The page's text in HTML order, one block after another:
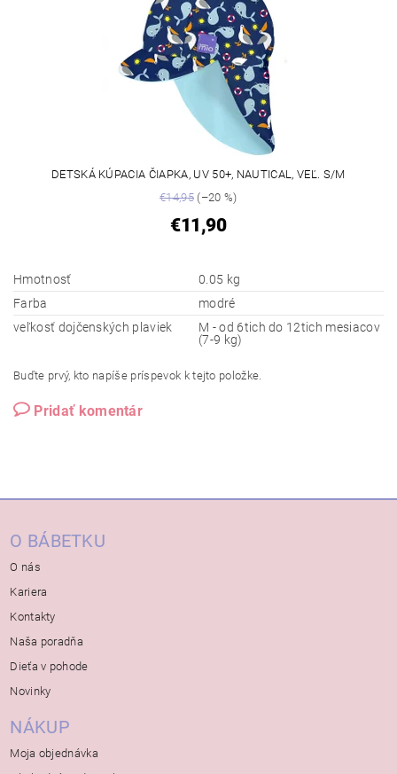
DETSKÁ KÚPACIA ČIAPKA, UV 50+, NAUTICAL, VEĽ. S/M
€14,95(–20 %)
€11,90
Hmotnosť
0.05 kg
Farba
modré
veľkosť dojčenských plaviek
M - od 6tich do 12tich mesiacov
(7-9 kg)
Buďte prvý, kto napíše príspevok k tejto položke.
Pridať komentár
O BÁBETKU
O nás
Kariera
Kontakty
Naša poradňa
Dieťa v pohode
Novinky
NÁKUP
Moja objednávka